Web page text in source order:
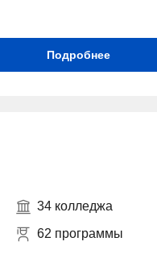
Подробнее
34 колледжа
62 программы